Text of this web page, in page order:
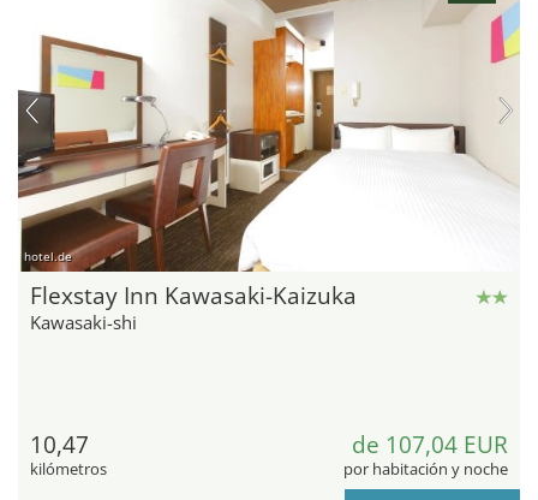
hotel.de
Flexstay Inn Kawasaki-Kaizuka
Kawasaki-shi
10,47
kilómetros
de 107,04 EUR
por habitación y noche